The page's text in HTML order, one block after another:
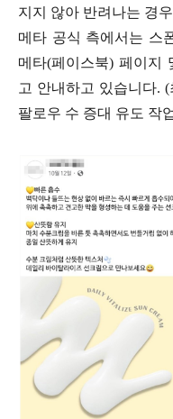
지지 않아 반려나는 경
메타 공식 측에서는 스
메타(페이스북) 페이지
고 안내하고 있습니다.
팔로우 수 증대 유도 작